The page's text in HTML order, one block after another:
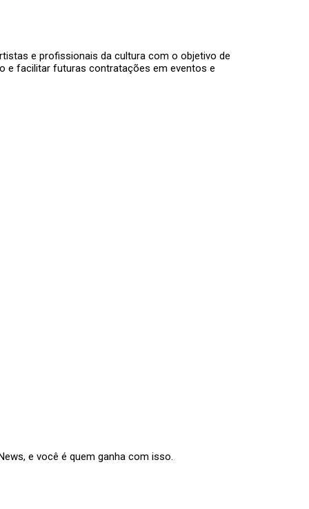
e profissionais da cultura com o objetivo de
e facilitar futuras contratações em eventos e
e você é quem ganha com isso.